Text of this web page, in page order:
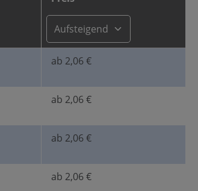
ab 2,06 €
ab 2,06 €
ab 2,06 €
ab 2,06 €